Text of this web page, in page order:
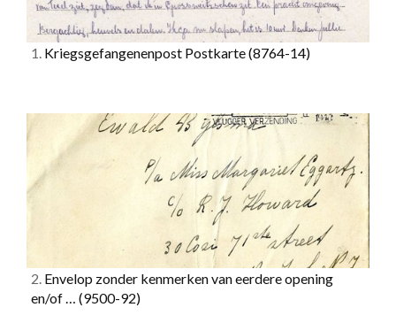
1. Kriegsgefangenenpost Postkarte(8764-14)
2. Envelop zonder kenmerken van eerdere opening
en/of … (9500-92)